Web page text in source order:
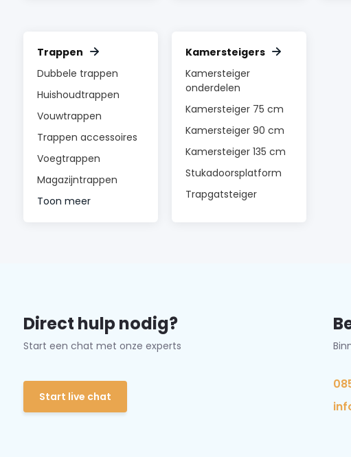
Trappen
Dubbele trappen
Huishoudtrappen
Vouwtrappen
Trappen accessoires
Voegtrappen
Magazijntrappen
Toon meer
Kamersteigers
Kamersteiger
onderdelen
Kamersteiger 75 cm
Kamersteiger 90 cm
Kamersteiger 135 cm
Stukadoorsplatform
Trapgatsteiger
Direct hulp nodig?
Start een chat met onze experts
Start live chat